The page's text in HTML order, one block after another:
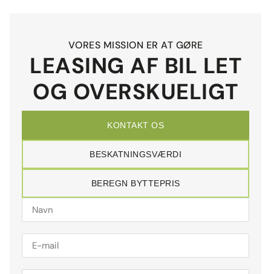
VORES MISSION ER AT GØRE
LEASING AF BIL LET
OG OVERSKUELIGT
KONTAKT OS
BESKATNINGSVÆRDI
BEREGN BYTTEPRIS